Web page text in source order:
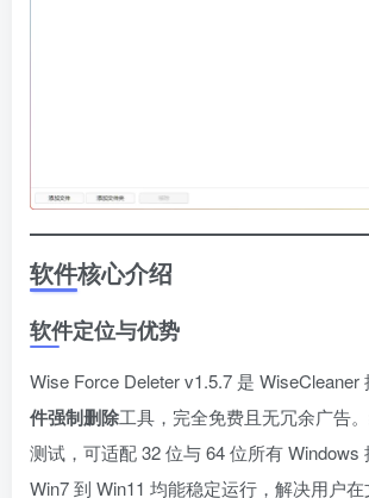
软件核心介绍
软件定位与优势
Wise Force Deleter v1.5.7 是 WiseCleaner
件强制删除工具，完全免费且无冗余广告
测试，可适配 32 位与 64 位所有 Windows
Win7 到 Win11 均能稳定运行，解决用户